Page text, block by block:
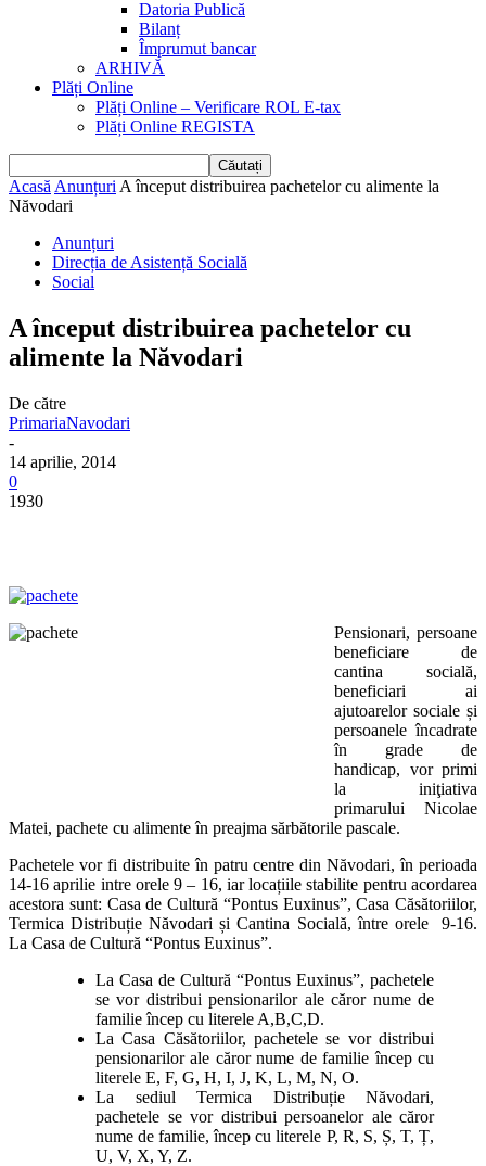
Datoria Publică
Bilanț
Împrumut bancar
ARHIVĂ
Plăți Online
Plăți Online – Verificare ROL E-tax
Plăți Online REGISTA
Acasă Anunțuri A început distribuirea pachetelor cu alimente la
Năvodari
Anunțuri
Direcția de Asistență Socială
Social
A început distribuirea pachetelor cu
alimente la Năvodari
De către
PrimariaNavodari
-
14 aprilie, 2014
0
1930
Pensionari, persoane
beneficiare de
cantina socială,
beneficiari ai
ajutoarelor sociale și
persoanele încadrate
în grade de
handicap, vor primi
la iniţiativa
primarului Nicolae
Matei, pachete cu alimente în preajma sărbătorile pascale.
Pachetele vor fi distribuite în patru centre din Năvodari, în perioada
14-16 aprilie intre orele 9 – 16, iar locațiile stabilite pentru acordarea
acestora sunt: Casa de Cultură “Pontus Euxinus”, Casa Căsătoriilor,
Termica Distribuție Năvodari și Cantina Socială, între orele 9-16.
La Casa de Cultură “Pontus Euxinus”.
La Casa de Cultură “Pontus Euxinus”, pachetele
se vor distribui pensionarilor ale căror nume de
familie încep cu literele A,B,C,D.
La Casa Căsătoriilor, pachetele se vor distribui
pensionarilor ale căror nume de familie încep cu
literele E, F, G, H, I, J, K, L, M, N, O.
La sediul Termica Distribuție Năvodari,
pachetele se vor distribui persoanelor ale căror
nume de familie, încep cu literele P, R, S, Ș, T, Ț,
U, V, X, Y, Z.